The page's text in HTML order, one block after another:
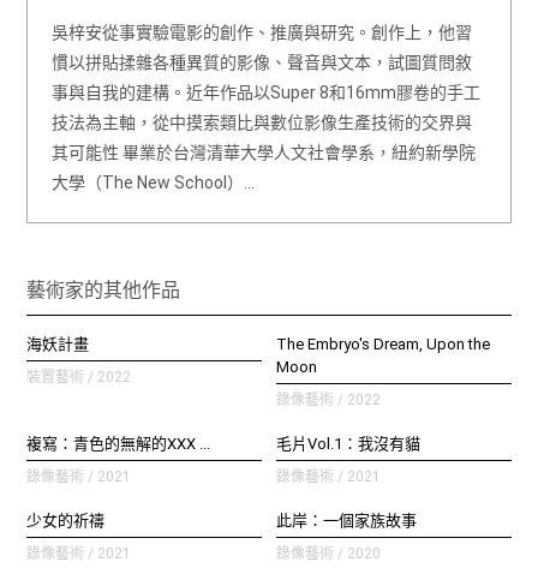
吳梓安從事實驗電影的創作、推廣與研究。創作上，他習
慣以拼貼揉雜各種異質的影像、聲音與文本，試圖質問敘
事與自我的建構。近年作品以Super 8和16mm膠卷的手工
技法為主軸，從中摸索類比與數位影像生產技術的交界與
其可能性 畢業於台灣清華大學人文社會學系，紐約新學院
大學（The New School）…
藝術家的其他作品
海妖計畫
裝置藝術 / 2022
The Embryo's Dream, Upon the
Moon
錄像藝術 / 2022
複寫：青色的無解的XXX ...
錄像藝術 / 2021
毛片Vol.1：我沒有貓
錄像藝術 / 2021
少女的祈禱
錄像藝術 / 2021
此岸：一個家族故事
錄像藝術 / 2020